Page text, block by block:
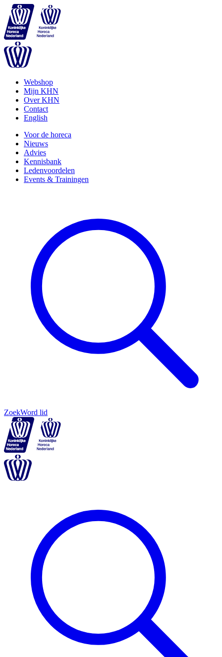
Webshop
Mijn KHN
Over KHN
Contact
English
Voor de horeca
Nieuws
Advies
Kennisbank
Ledenvoordelen
Events & Trainingen
ZoekWord lid